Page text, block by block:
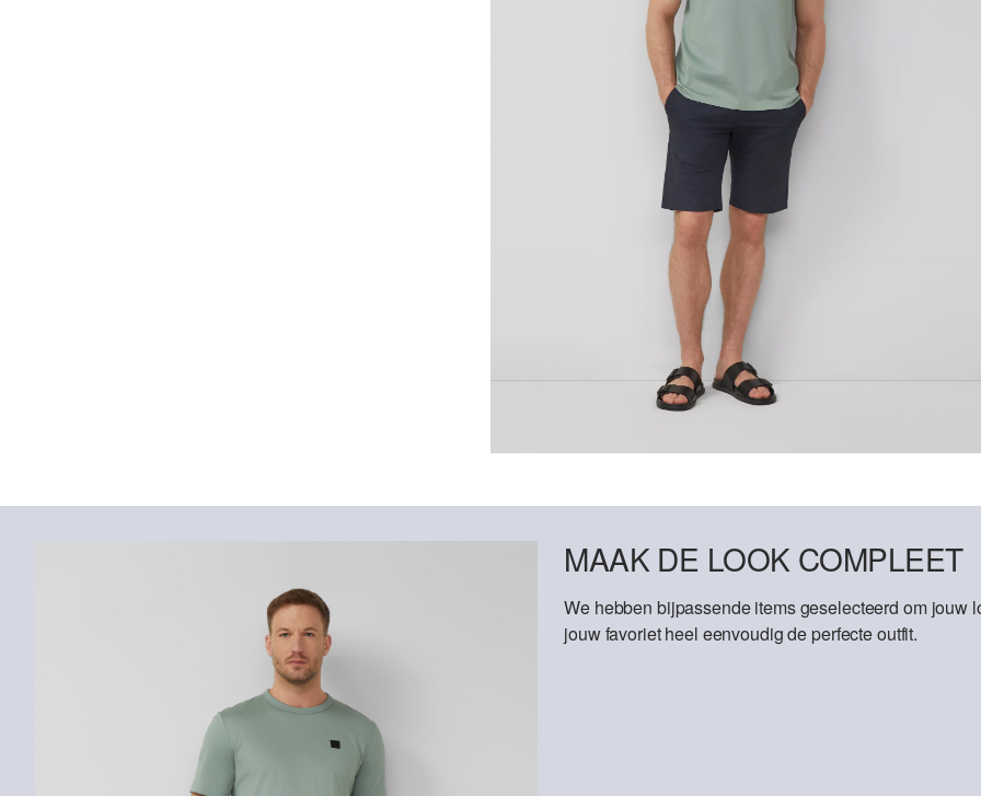
MAAK DE LOOK COMPLEET
We hebben bijpassende items geselecteerd om jouw
jouw favoriet heel eenvoudig de perfecte outfit.